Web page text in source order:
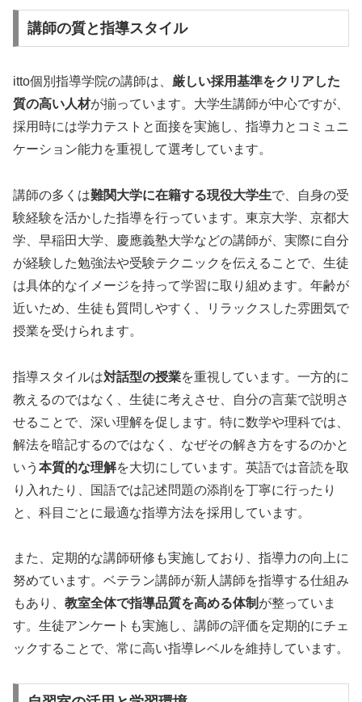
講師の質と指導スタイル
itto個別指導学院の講師は、 厳しい採用基準をクリアした
質の高い人材が揃っています。大学生講師が中心ですが、
採用時には学力テストと面接を実施し、指導力とコミュニ
ケーション能力を重視して選考しています。
講師の多くは難関大学に在籍する現役大学生で、自身の受
験経験を活かした指導を行っています。東京大学、京都大
学、早稲田大学、慶應義塾大学などの講師が、実際に自分
が経験した勉強法や受験テクニックを伝えることで、生徒
は具体的なイメージを持って学習に取り組めます。年齢が
近いため、生徒も質問しやすく、リラックスした雰囲気で
授業を受けられます。
指導スタイルは対話型の授業を重視しています。一方的に
教えるのではなく、生徒に考えさせ、自分の言葉で説明さ
せることで、深い理解を促します。特に数学や理科では、
解法を暗記するのではなく、なぜその解き方をするのかと
いう 本質的な理解を大切にしています。英語では音読を取
り入れたり、国語では記述問題の添削を丁寧に行ったり
と、科目ごとに最適な指導方法を採用しています。
また、定期的な講師研修も実施しており、指導力の向上に
努めています。ベテラン講師が新人講師を指導する仕組み
もあり、 教室全体で指導品質を高める体制 が整っていま
す。生徒アンケートも実施し、講師の評価を定期的にチェ
ックすることで、常に高い指導レベルを維持しています。